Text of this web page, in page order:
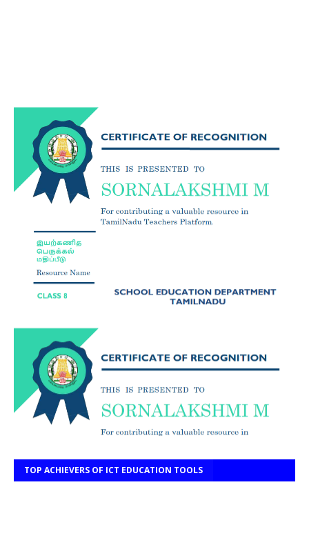
TOP ACHIEVERS OF ICT EDUCATION TOOLS